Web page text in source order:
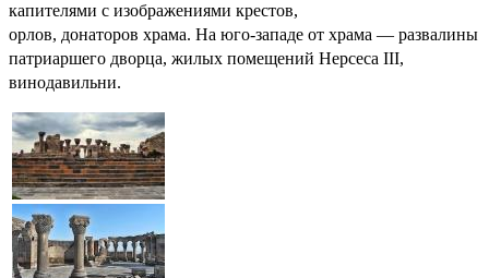
капителями с изображениями крестов,
орлов, донаторов храма. На юго-западе от храма — развалины
патриаршего дворца, жилых помещений Нерсеса III,
винодавильни.